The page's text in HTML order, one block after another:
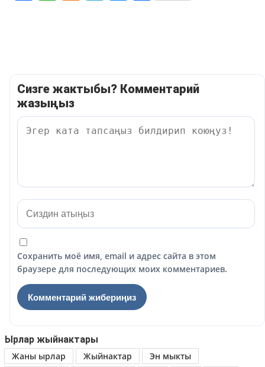
Сизге жактыбы? Комментарий
жазыңыз
Сохранить моё имя, email и адрес сайта в этом
браузере для последующих моих комментариев.
Ырлар жыйнактары
Жаны ырлар
Жыйнактар Эн мыкты